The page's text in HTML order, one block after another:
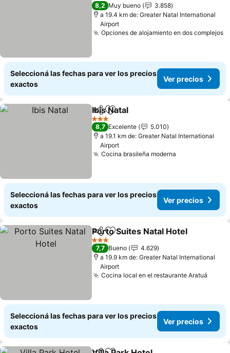
8,2 Muy bueno
3.858
a 19.4 km de: Greater Natal International
Airport
Opciones de alojamiento en dos complejos
Seleccioná las fechas para ver los precios
exactos
Ver precios
CompartirAñadir a favoritos
Ibis Natal
3 Estrellas
8,7 Excelente
5.010
a 19.1 km de: Greater Natal International
Airport
Cocina brasileña moderna
Seleccioná las fechas para ver los precios
exactos
Ver precios
CompartirAñadir a favoritos
Porto Suites Natal Hotel
3 Estrellas
7,7 Bueno
4.629
a 19.9 km de: Greater Natal International
Airport
Cocina local en el restaurante Aratuá
Seleccioná las fechas para ver los precios
exactos
Ver precios